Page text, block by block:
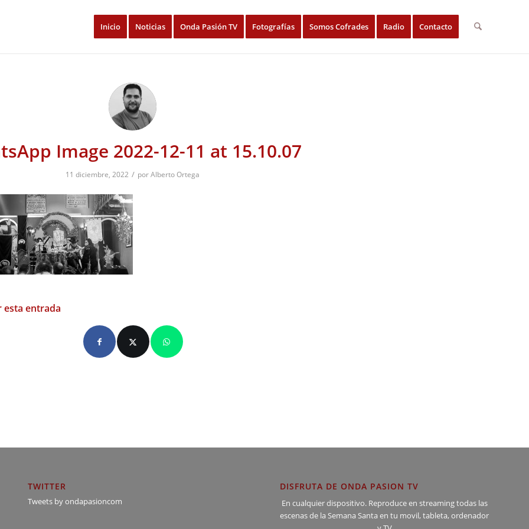
Inicio Noticias Onda Pasión TV Fotografías Somos Cofrades Radio Contacto
Image 2022-12-11 at 15.10.07
11 diciembre, 2022 / porAlberto Ortega
esta entrada
TWITTER
Tweets by ondapasioncom
DISFRUTA DE ONDA PASION TV
En cualquier dispositivo. Reproduce en streaming todas las
escenas de la Semana Santa en tu movil, tableta, ordenador